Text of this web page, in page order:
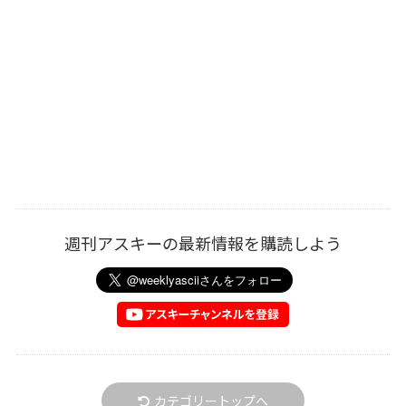
週刊アスキーの最新情報を購読しよう
カテゴリートップへ